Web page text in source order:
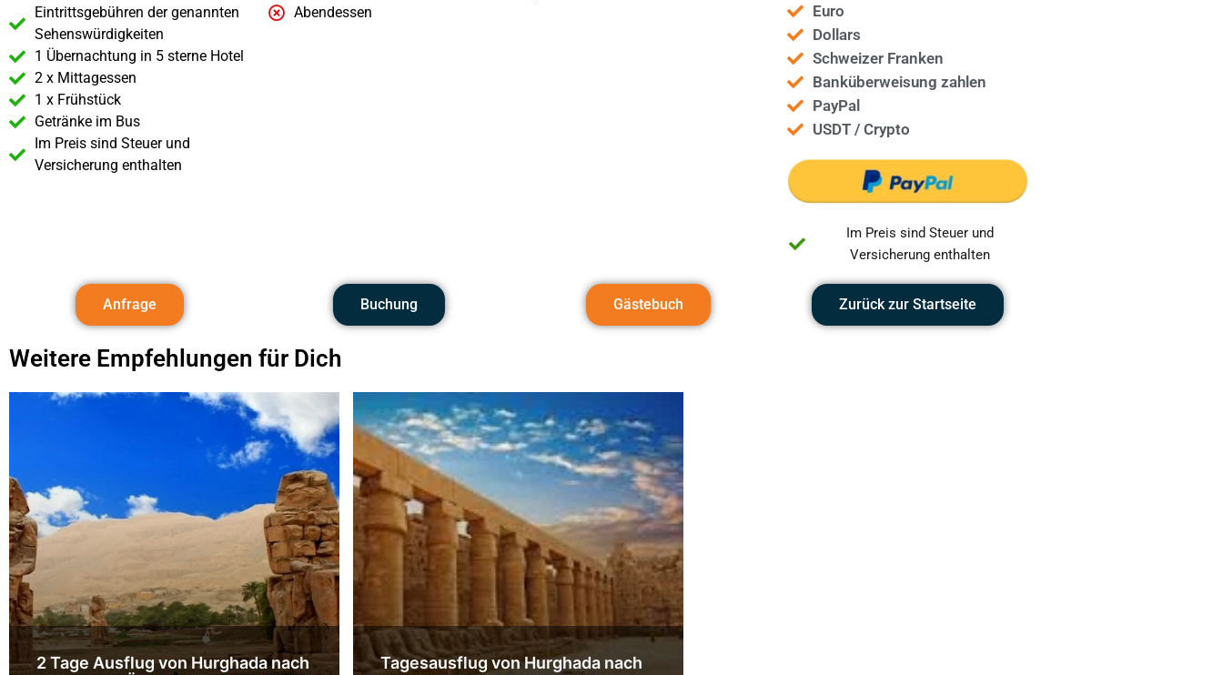
Eintrittsgebühren der genannten
Sehenswürdigkeiten
1 Übernachtung in 5 sterne Hotel
2 x Mittagessen
1 x Frühstück
Getränke im Bus
Im Preis sind Steuer und
Versicherung enthalten
Abendessen
Euro
Dollars
Schweizer Franken
Banküberweisung zahlen
PayPal
USDT / Crypto
Im Preis sind Steuer und
Versicherung enthalten
Anfrage Buchung Gästebuch Zurück zur Startseite
Weitere Empfehlungen für Dich
2 Tage Ausflug von Hurghada nach
Tagesausflug von Hurghada nach